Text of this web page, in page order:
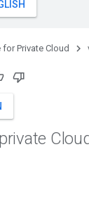
for Private Cloud